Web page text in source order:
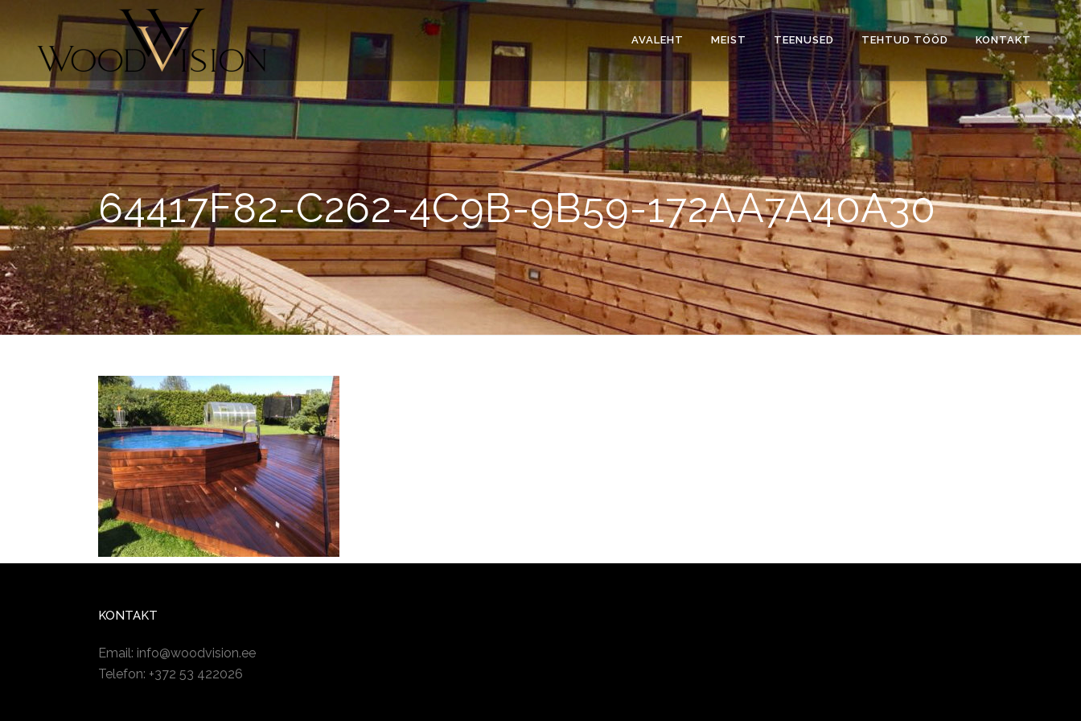
AVALEHT MEIST TEENUSED TEHTUD TÖÖD KONTAKT
64417F82-C262-4C9B-9B59-172AA7A40A30
KONTAKT
Email: info@woodvision.ee
Telefon: +372 53 422026